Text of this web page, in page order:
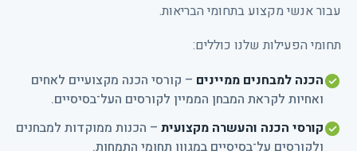
עבור אנשי מקצוע בתחומי הבריאות.
תחומי הפעילות שלנו כוללים:
הכנה למבחנים ממיינים – קורסי הכנה מקצועיים לאחים
ואחיות לקראת המבחן הממיין לקורסים העל־בסיסיים.
קורסי הכנה והעשרה מקצועית – הכנות ממוקדות למבחנים
ולקורסים על־בסיסיים במגוון תחומי התמחות.